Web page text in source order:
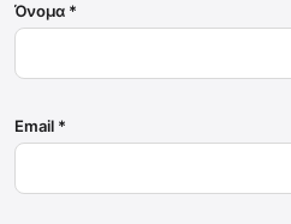
Όνομα *
Email *